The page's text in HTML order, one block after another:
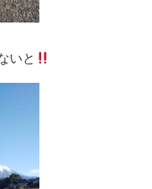
いと